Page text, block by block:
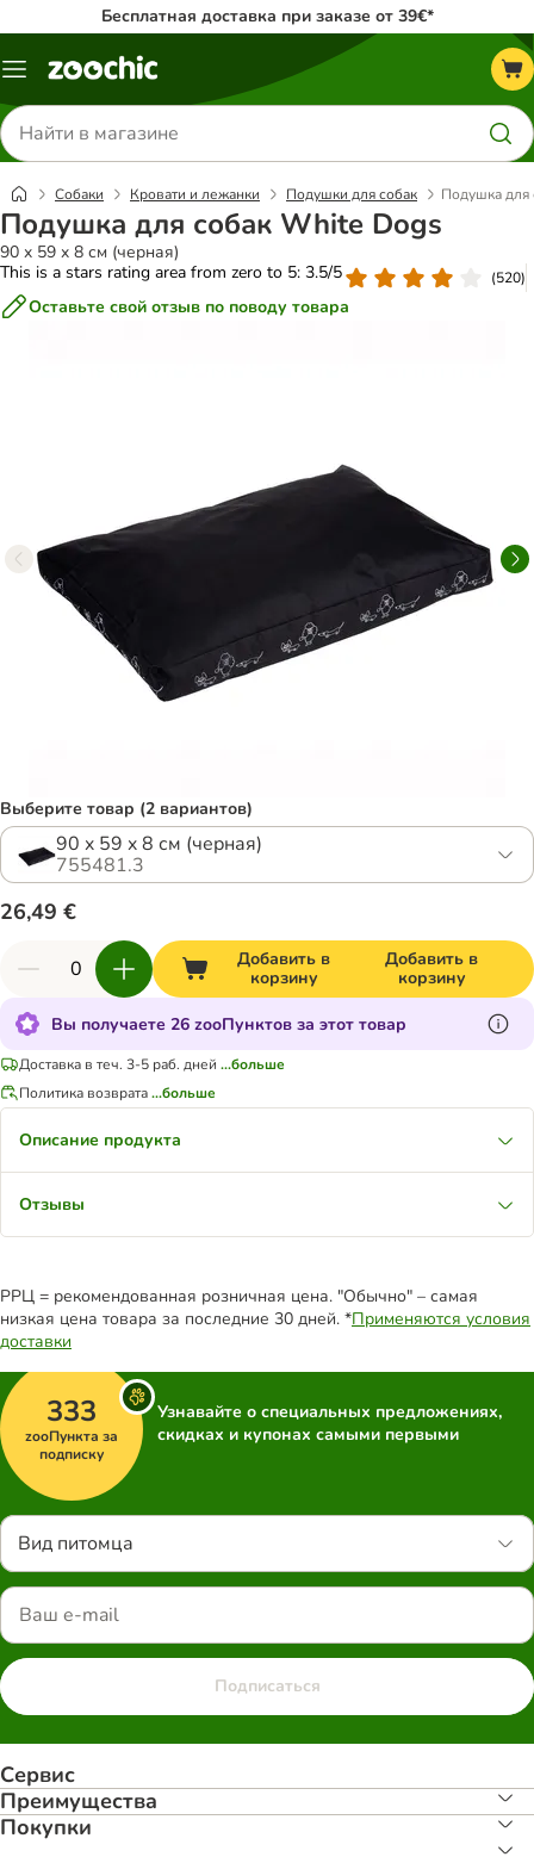
Бесплатная доставка при заказе от 39€*
Каталог
Поиск
товаров
Собаки Кровати и лежанки Подушки для собак Подушка для
Подушка для собак White Dogs
90 x 59 x 8 см (черная)
This is a stars rating area from zero to 5: 3.5/5
(520)
Оставьте свой отзыв по поводу товара
Выберите товар (2 вариантов)
90 x 59 x 8 см (черная)
755481.3
26,49 €
Добавить в
корзину
Добавить в
корзину
Вы получаете 26 zooПунктов за этот товар
Доставка в теч. 3-5 раб. дней ...больше
Политика возврата...больше
Описание продукта
Отзывы
РРЦ = рекомендованная розничная цена. "Обычно" – самая
низкая цена товара за последние 30 дней. *Применяются условия
доставки
333
zooПункта за
подписку
Узнавайте о специальных предложениях,
скидках и купонах самыми первыми
Вид питомца
Подписаться
Сервис
Преимуществa
Покупки